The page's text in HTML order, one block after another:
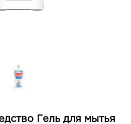
Гель для мытья